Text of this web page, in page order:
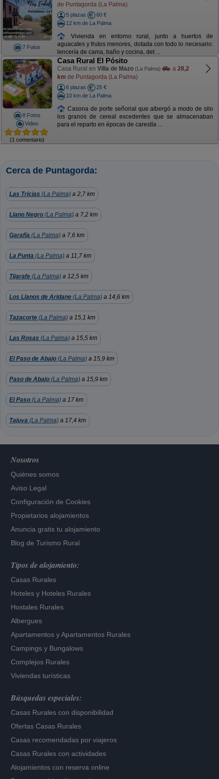
7 Fotos
de Puntagorda (La Palma)
5 plazas
60 €
12 km de La Palma
Vivienda en entorno rural, junto a huertos de
aguacates y frutos menores, dotada con todo lo necesario:
lencería de cama, baño y cocina, det ...
8 Fotos
Video
(1 comentario)
Casa Rural El Pósito
Casa Rural en Villa de Mazo (La Palma) a 28,2
km de Puntagorda (La Palma)
6 plazas
25 €
10 km de La Palma
Casona de porte señorial que albergó a modo de silo
los granos de cereal excedentes que se almacenaban
para el reparto en épocas de carestía ...
Cerca de Puntagorda:
Las Tricias (La Palma) a 2,7 km
Llano Negro (La Palma) a 7,2 km
Garafía (La Palma) a 7,6 km
La Punta (La Palma) a 11,7 km
Tijarafe (La Palma) a 12,5 km
Los Llanos de Aridane (La Palma) a 14,6 km
Tazacorte (La Palma) a 15,1 km
Las Rosas (La Palma) a 15,5 km
El Paso de Abajo (La Palma) a 15,9 km
Paso de Abajo (La Palma) a 15,9 km
El Paso (La Palma) a 17 km
Tajuya (La Palma) a 17,4 km
Nosotros
Quiénes somos
Aviso Legal
Configuración de Cookies
Propietarios alojamientos
Anuncia gratis tu alojamiento
Blog de Turismo Rural
Tipos de alojamiento:
Casas Rurales
Hoteles y Hoteles Rurales
Hostales Rurales
Albergues
Apartamentos yApartamentos Rurales
Campings y Bungalows
Complejos Rurales
Viviendas turísticas
Búsquedas especiales:
Casas Rurales con disponibilidad
Ofertas Casas Rurales
Casas recomendadas por viajeros
Casas Rurales con actividades
Alojamientos con reserva online